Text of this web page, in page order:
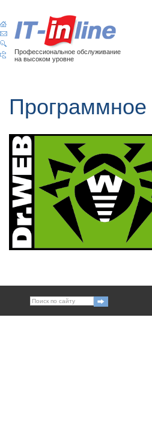
Профессиональное обслуживание
на высоком уровне
Программное